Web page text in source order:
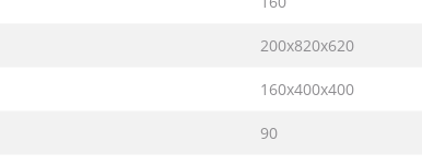
200х820х620
160х400х400
90